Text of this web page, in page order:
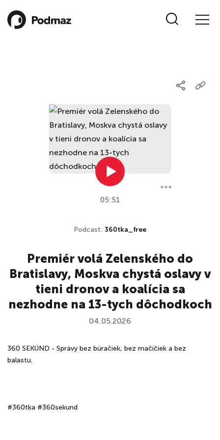
05:51
Podcast: 360tka_free
Premiér volá Zelenského do
Bratislavy, Moskva chystá oslavy v
tieni dronov a koalícia sa
nezhodne na 13-tych dôchodkoch
04.05.2026
360 SEKÚND - Správy bez búračiek, bez mačičiek a bez
balastu.
#360tka #360sekund